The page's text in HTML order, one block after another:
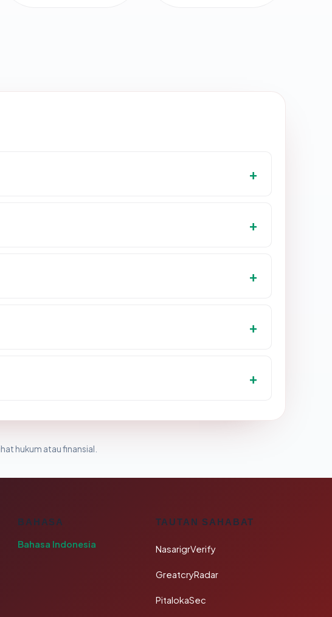
hukum atau finansial.
BAHASA
Bahasa Indonesia
TAUTAN SAHABAT
NasarigrVerify
GreatcryRadar
PitalokaSec